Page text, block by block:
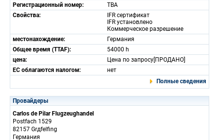
Регистрационный номер:
TBA
Свойства:
IFR сертификат
IFR установлено
Коммерческое разрешение
местонахождение:
Германия
Общее время (TTAF):
54000 h
цена:
Цена по запросу[ПРОДАНО]
ЕС облагаются налогом:
нет
Полные сведения
Провайдеры
Carlos de Pilar Flugzeughandel
Postfach 1529
82157 Grдfelfing
Германия